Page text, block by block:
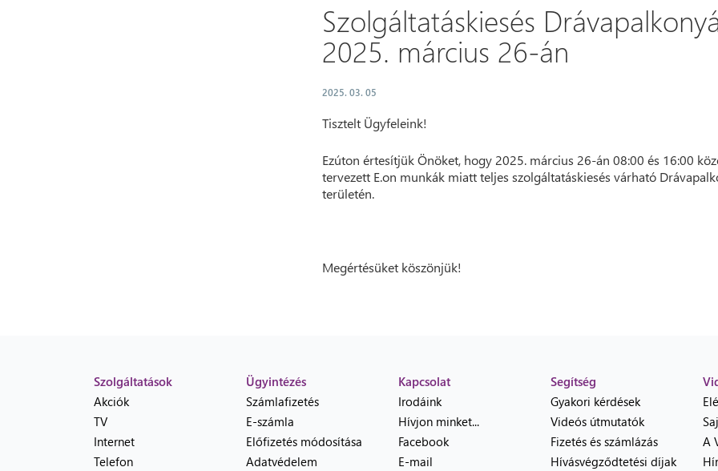
Szolgáltatáskiesés
2025. március 26-án
2025. 03. 05
Tisztelt Ügyfeleink!
Ezúton értesítjük Önöket, hogy 2025. március 26-án 08:00 és 16:00
tervezett E.on munkák miatt teljes szolgáltatáskiesés várható
területén.
Megértésüket köszönjük!
Szolgáltatások
Akciók
TV
Internet
Telefon
Ügyintézés
Számlafizetés
E-számla
Előfizetés módosítása
Adatvédelem
Kapcsolat
Irodáink
Hívjon minket...
Facebook
E-mail
Segítség
Gyakori kérdések
Videós útmutatók
Fizetés és számlázás
Hívásvégződtetési díjak
A